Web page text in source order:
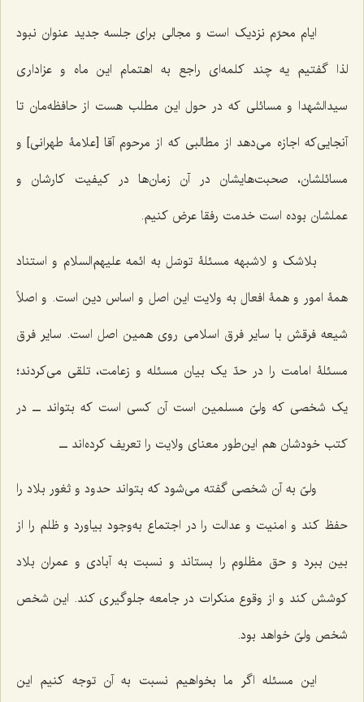
ایام محرّم نزدیک است و مجالی برای جلسه جدید عنوان نبود
لذا گفتیم یه چند کلمه‌ای راجع به اهتمام این ماه و عزاداری
سیدالشهدا و مسائلی که در حول این مطلب هست از حافظه‌مان تا
آنجایی‌که اجازه می‌دهد از مطالبی که از مرحوم آقا [علامۀ طهرانی] و
مسائلشان، صحبت‌هایشان در آن زمان‌ها در کیفیت کارشان و
عملشان بوده است خدمت رفقا عرض کنیم.
بلاشک و لاشبهه مسئلۀ توسّل به ائمه علیهم‌السلام و استناد
همۀ امور و همۀ افعال به ولایت این اصل و اساس دین است. و اصلاً
شیعه فرقش با سایر فرق اسلامی روی همین اصل است. سایر فرق
مسئلۀ امامت را در حدّ یک بیان مسئله و زعامت، تلقی می‌کردند؛
یک شخصی که ولیّ مسلمین است آن کسی است که بتواند ــ در
کتب خودشان هم این‌طور معنای ولایت را تعریف کرده‌اند ــ
ولیّ به آن شخصی گفته می‌شود که بتواند حدود و ثغور بلاد را
حفظ کند و امنیت و عدالت را در اجتماع به‌وجود بیاورد و ظلم را از
بین ببرد و حق مظلوم را بستاند و نسبت به آبادی و عمران بلاد
کوشش کند و از وقوع منکرات در جامعه جلوگیری کند. این شخص
شخص ولیّ خواهد بود.
این مسئله اگر ما بخواهیم نسبت به آن توجه کنیم این